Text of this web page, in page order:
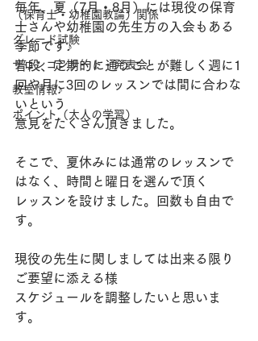
（保育士・幼稚園教論）関係
グレード試験
サロンコンサート・発表会
教室情報♪
ポイント（大人の学習）
毎年、夏（7月・8月）には現役の保育
士さんや幼稚園の先生方の入会もある
季節です♪
普段、定期的に通うことが難しく週に1
回や月に3回のレッスンでは間に合わな
いという
意見をたくさん頂きました。
そこで、夏休みには通常のレッスンで
はなく、時間と曜日を選んで頂く
レッスンを設けました。回数も自由で
す。
現役の先生に関しましては出来る限り
ご要望に添える様
スケジュールを調整したいと思いま
す。